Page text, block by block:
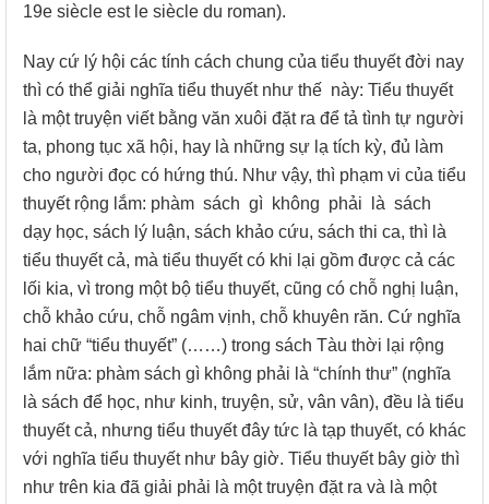
19e siècle est le siècle du roman).
Nay cứ lý hội các tính cách chung của tiểu thuyết đời nay
thì có thể giải nghĩa tiểu thuyết như thế này: Tiểu thuyết
là một truyện viết bằng văn xuôi đặt ra để tả tình tự người
ta, phong tục xã hội, hay là những sự lạ tích kỳ, đủ làm
cho người đọc có hứng thú. Như vậy, thì phạm vi của tiểu
thuyết rộng lắm: phàm sách gì không phải là sách
dạy học, sách lý luận, sách khảo cứu, sách thi ca, thì là
tiểu thuyết cả, mà tiểu thuyết có khi lại gồm được cả các
lối kia, vì trong một bộ tiểu thuyết, cũng có chỗ nghị luận,
chỗ khảo cứu, chỗ ngâm vịnh, chỗ khuyên răn. Cứ nghĩa
hai chữ “tiểu thuyết” (……) trong sách Tàu thời lại rộng
lắm nữa: phàm sách gì không phải là “chính thư” (nghĩa
là sách để học, như kinh, truyện, sử, vân vân), đều là tiểu
thuyết cả, nhưng tiểu thuyết đây tức là tạp thuyết, có khác
với nghĩa tiểu thuyết như bây giờ. Tiểu thuyết bây giờ thì
như trên kia đã giải phải là một truyện đặt ra và là một